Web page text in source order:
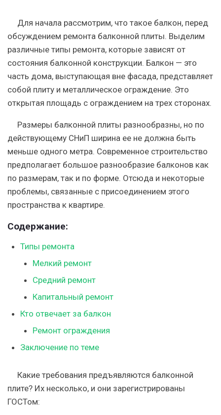
Для начала рассмотрим, что такое балкон, перед
обсуждением ремонта балконной плиты. Выделим
различные типы ремонта, которые зависят от
состояния балконной конструкции. Балкон — это
часть дома, выступающая вне фасада, представляет
собой плиту и металлическое ограждение. Это
открытая площадь с ограждением на трех сторонах.
Размеры балконной плиты разнообразны, но по
действующему СНиП ширина ее не должна быть
меньше одного метра. Современное строительство
предполагает большое разнообразие балконов как
по размерам, так и по форме. Отсюда и некоторые
проблемы, связанные с присоединением этого
пространства к квартире.
Содержание:
Типы ремонта
Мелкий ремонт
Средний ремонт
Капитальный ремонт
Кто отвечает за балкон
Ремонт ограждения
Заключение по теме
Какие требования предъявляются балконной
плите? Их несколько, и они зарегистрированы
ГОСТом: